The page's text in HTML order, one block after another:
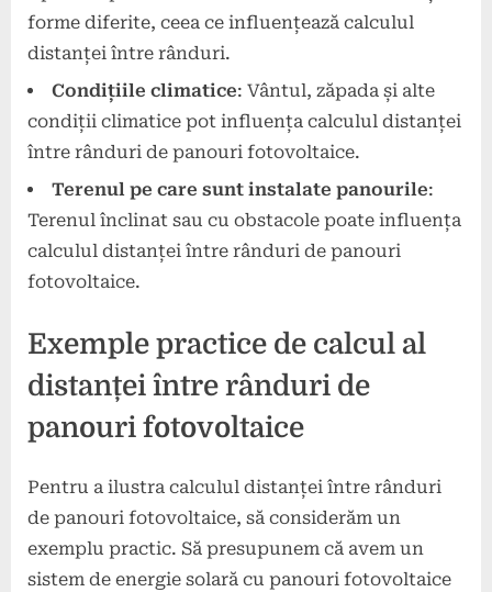
forme diferite, ceea ce influențează calculul
distanței între rânduri.
Condițiile climatice: Vântul, zăpada și alte
condiții climatice pot influența calculul distanței
între rânduri de panouri fotovoltaice.
Terenul pe care sunt instalate panourile:
Terenul înclinat sau cu obstacole poate influența
calculul distanței între rânduri de panouri
fotovoltaice.
Exemple practice de calcul al
distanței între rânduri de
panouri fotovoltaice
Pentru a ilustra calculul distanței între rânduri
de panouri fotovoltaice, să considerăm un
exemplu practic. Să presupunem că avem un
sistem de energie solară cu panouri fotovoltaice